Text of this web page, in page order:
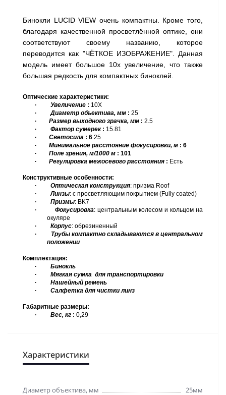
Бинокли LUCID VIEW очень компактны. Кроме того,
благодаря качественной просветлённой оптике, они
соответствуют своему названию, которое
переводится как "ЧЁТКОЕ ИЗОБРАЖЕНИЕ". Данная
модель имеет большое 10х увеличение, что также
большая редкость для компактных биноклей.
Оптические характеристики:
·
Увеличение : 10X
·
Диаметр объектива, мм : 25
·
Размер выходного зрачка, мм : 2.5
·
Фактор сумерек: 15.81
·
Светосила : 6.25
·
Минимальное расстояние фокусировки, м : 6
·
Поле зрения, м/1000 м : 101
·
Регулировка межосевого расстояния : Есть
Конструктивные особенности:
·
Оптическая конструкция: призма Roof
·
Линзы: с просветляющим покрытием (Fully coated)
·
Призмы: BK7
·
Фокусировка: центральным колесом и кольцом на
окуляре
·
Корпус: обрезиненный
·
Трубы компактно складываются в центральном
положении
Комплектация:
·
Бинокль
·
Мягкая сумка для транспортировки
·
Нашейный ремень
·
Салфетка для чистки линз
Габаритные размеры:
·
Вес, кг : 0,29
Характеристики
Диаметр объектива, мм
25мм